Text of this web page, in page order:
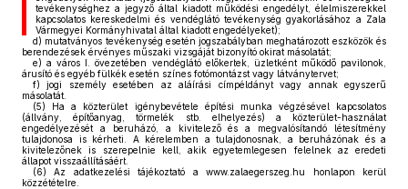
tevékenységhez a jegyző által kiadott működési engedélyt, élelmiszerekkel
kapcsolatos kereskedelmi és vendéglátó tevékenység gyakorlásához a Zala
Vármegyei Kormányhivatal által kiadott engedélyeket);
d) mutatványos tevékenység esetén jogszabályban meghatározott eszközök és
berendezések érvényes műszaki vizsgáját bizonyító okirat másolatát;
e) a város I. övezetében vendéglátó előkertek, üzletként működő pavilonok,
árusító és egyéb fülkék esetén színes fotómontázst vagy látványtervet;
f) jogi személy esetében az aláírási címpéldányt vagy annak egyszerű
másolatát.
(5) Ha a közterület igénybevétele építési munka végzésével kapcsolatos
(állvány, építőanyag, törmelék stb. elhelyezés) a közterület-használat
engedélyezését a beruházó, a kivitelező és a megvalósítandó létesítmény
tulajdonosa is kérheti. A kérelemben a tulajdonosnak, a beruházónak és a
kivitelezőnek is szerepelnie kell, akik egyetemlegesen felelnek az eredeti
állapot visszaállításáért.
(6) Az adatkezelési tájékoztató a www.zalaegerszeg.hu honlapon kerül
közzétételre.